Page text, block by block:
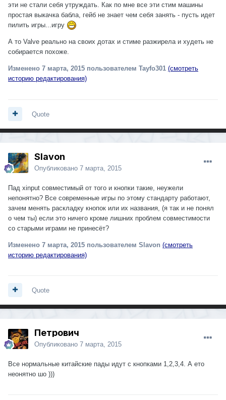
эти не стали себя утруждать. Как по мне все эти стим машины
простая выкачка бабла, гейб не знает чем себя занять - пусть идет
пилить игры...игру
А то Valve реально на своих дотах и стиме разжирела и худеть не
собирается похоже.
Изменено 7 марта, 2015 пользователем Tayfo301 (смотреть
историю редактирования)
Quote
Slavon
Опубликовано 7 марта, 2015
Пад xinput совместимый от того и кнопки такие, неужели
непонятно? Все современные игры по этому стандарту работают,
зачем менять раскладку кнопок или их названия, (я так и не понял
о чем ты) если это ничего кроме лишних проблем совместимости
со старыми играми не принесёт?
Изменено 7 марта, 2015 пользователем Slavon (смотреть
историю редактирования)
Quote
Петрович
Опубликовано 7 марта, 2015
Все нормальные китайские пады идут с кнопками 1,2,3,4. А ето
неонятно шо )))